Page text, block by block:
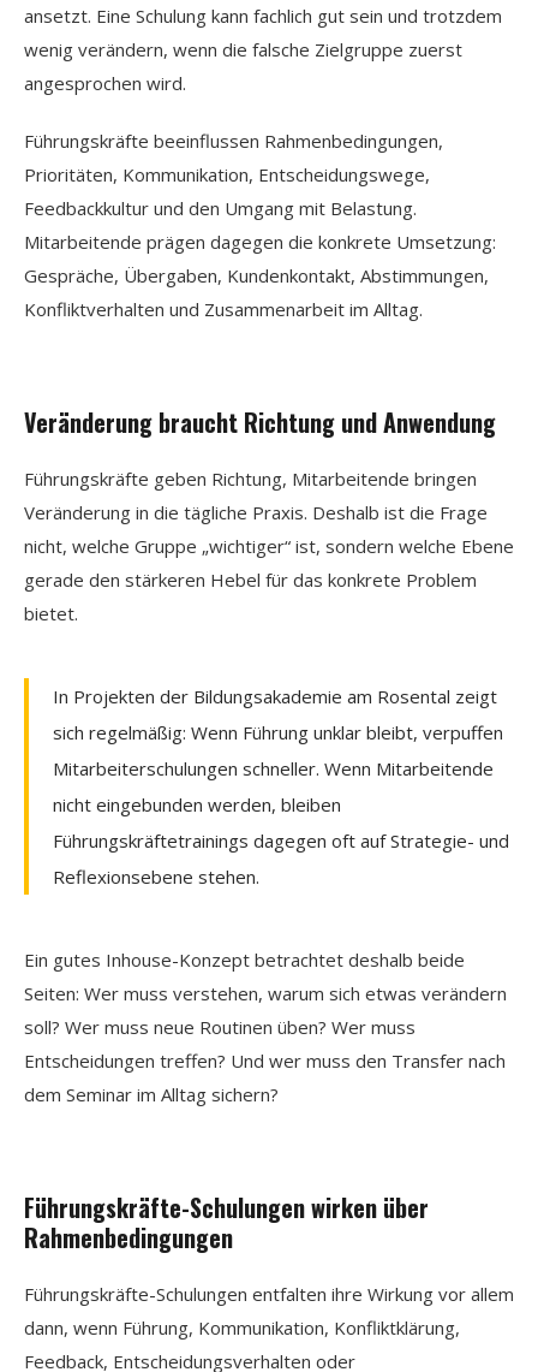
ansetzt. Eine Schulung kann fachlich gut sein und trotzdem
wenig verändern, wenn die falsche Zielgruppe zuerst
angesprochen wird.
Führungskräfte beeinflussen Rahmenbedingungen,
Prioritäten, Kommunikation, Entscheidungswege,
Feedbackkultur und den Umgang mit Belastung.
Mitarbeitende prägen dagegen die konkrete Umsetzung:
Gespräche, Übergaben, Kundenkontakt, Abstimmungen,
Konfliktverhalten und Zusammenarbeit im Alltag.
Veränderung braucht Richtung und Anwendung
Führungskräfte geben Richtung, Mitarbeitende bringen
Veränderung in die tägliche Praxis. Deshalb ist die Frage
nicht, welche Gruppe „wichtiger“ ist, sondern welche Ebene
gerade den stärkeren Hebel für das konkrete Problem
bietet.
In Projekten der Bildungsakademie am Rosental zeigt
sich regelmäßig: Wenn Führung unklar bleibt, verpuffen
Mitarbeiterschulungen schneller. Wenn Mitarbeitende
nicht eingebunden werden, bleiben
Führungskräftetrainings dagegen oft auf Strategie- und
Reflexionsebene stehen.
Ein gutes Inhouse-Konzept betrachtet deshalb beide
Seiten: Wer muss verstehen, warum sich etwas verändern
soll? Wer muss neue Routinen üben? Wer muss
Entscheidungen treffen? Und wer muss den Transfer nach
dem Seminar im Alltag sichern?
Führungskräfte-Schulungen wirken über
Rahmenbedingungen
Führungskräfte-Schulungen entfalten ihre Wirkung vor allem
dann, wenn Führung, Kommunikation, Konfliktklärung,
Feedback, Entscheidungsverhalten oder